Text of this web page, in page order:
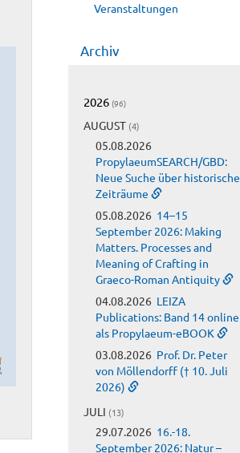
Veranstaltungen
Archiv
2026 (96)
AUGUST (4)
05.08.2026
PropylaeumSEARCH/GBD:
Neue Suche über historische
Zeiträume
05.08.2026 14–15
September 2026: Making
Matters. Processes and
Meaning of Crafting in
Graeco-Roman Antiquity
04.08.2026 LEIZA
Publications: Band 14 online
als Propylaeum-eBOOK
03.08.2026 Prof. Dr. Peter
von Möllendorff († 10. Juli
2026)
JULI (13)
29.07.2026 16.-18.
September 2026: Natur –